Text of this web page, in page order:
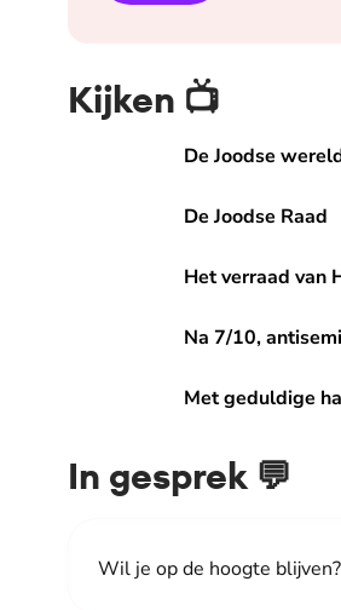
Kijken 📺
De Joodse
De Joodse wereld
De Joodse Raad
De Joodse Raad
Het verraad van
Het verraad van Hilversum
Na 7/10,
Na 7/10, antisemitisme in
Met geduldige
Met geduldige haast
In gesprek 💬
Wil je op de hoogte